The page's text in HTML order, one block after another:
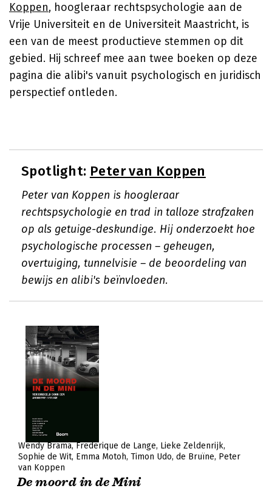
Koppen, hoogleraar rechtspsychologie aan de
Vrije Universiteit en de Universiteit Maastricht, is
een van de meest productieve stemmen op dit
gebied. Hij schreef mee aan twee boeken op deze
pagina die alibi's vanuit psychologisch en juridisch
perspectief ontleden.
Spotlight: Peter van Koppen
Peter van Koppen is hoogleraar
rechtspsychologie en trad in talloze strafzaken
op als getuige-deskundige. Hij onderzoekt hoe
psychologische processen – geheugen,
overtuiging, tunnelvisie – de beoordeling van
bewijs en alibi's beïnvloeden.
Wendy Brama Frederique de Lange Lieke Zeldenrijk
Sophie de Wit Emma Motoh Timon Udo de Bruïne Peter
van Koppen
De moord in de Mini